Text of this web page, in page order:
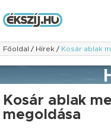
Főoldal / Hírek / Kosár ablak
Kosár ablak
megoldása